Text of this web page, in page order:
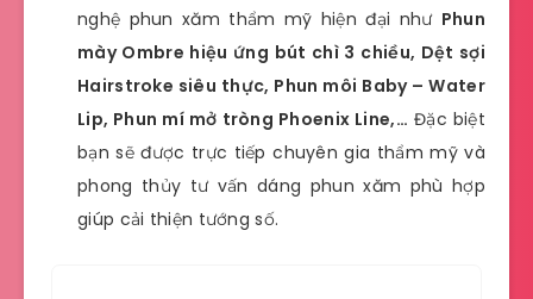
nghệ phun xăm thẩm mỹ hiện đại như Phun
mày Ombre hiệu ứng bút chì 3 chiều, Dệt sợi
Hairstroke siêu thực, Phun môi Baby – Water
Lip, Phun mí mở tròng Phoenix Line,… Đặc biệt
bạn sẽ được trực tiếp chuyên gia thẩm mỹ và
phong thủy tư vấn dáng phun xăm phù hợp
giúp cải thiện tướng số.